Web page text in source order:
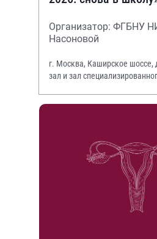
Организатор: ФГБНУ
Насоновой
г. Москва, Каширское шоссе,
зал и зал